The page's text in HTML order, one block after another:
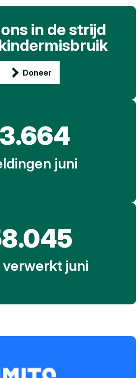
in de strijd
Doneer
juni
juni